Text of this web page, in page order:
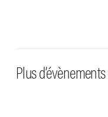
Plus d’évènements